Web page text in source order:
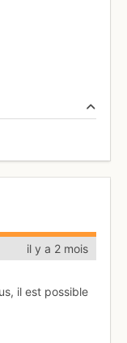
il y a 2 mois
il est possible